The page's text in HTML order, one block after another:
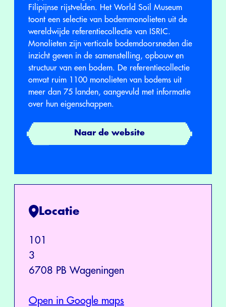
Filipijnse rijstvelden. Het World Soil Museum
toont een selectie van bodemmonolieten uit de
wereldwijde referentiecollectie van ISRIC.
Monolieten zijn verticale bodemdoorsneden die
inzicht geven in de samenstelling, opbouw en
structuur van een bodem. De referentiecollectie
omvat ruim 1100 monolieten van bodems uit
meer dan 75 landen, aangevuld met informatie
over hun eigenschappen.
Naar de website
Locatie
101
3
6708 PB Wageningen
Open in Google maps